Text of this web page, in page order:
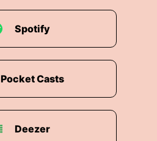
Spotify
Pocket Casts
Deezer